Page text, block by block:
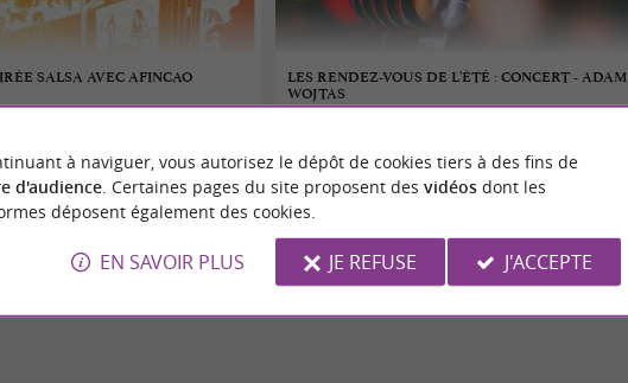
SALSA AVEC AFINCAO
LES RENDEZ-VOUS DE L'ÉTÉ : CONCERT - ADAM
WOJTAS
Saint-Gaudens
à naviguer, vous autorisez le dépôt de cookies tiers à des fins de
d'audience. Certaines pages du site proposent des vidéosdont les
déposent également des cookies.
EN SAVOIR PLUS JE REFUSE J'ACCEPTE